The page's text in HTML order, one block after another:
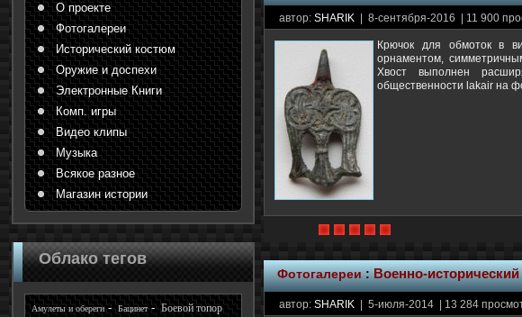
автор:SHARIK | 8-сентября-2016 | 11 900
Крючок для обмоток в
орнаментом,
Хвост выполнен
общественности lakair на
Фотогалереи: Военно-
автор:SHARIK | 5-июля-2014 | 13 284
О проекте
Фотогалереи
Исторический костюм
Оружие и доспехи
Электронные Книги
Комп. игры
Видео клипы
Музыка
Всякое разное
Магазин истории
Облако тегов
Амулеты и обереги Бацинет Боевой топор